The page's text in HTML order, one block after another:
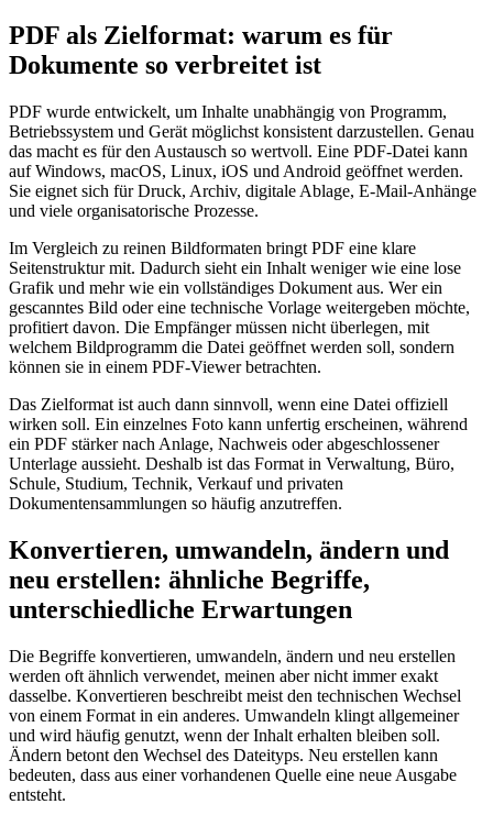
PDF als Zielformat: warum es für
Dokumente so verbreitet ist
PDF wurde entwickelt, um Inhalte unabhängig von Programm,
Betriebssystem und Gerät möglichst konsistent darzustellen. Genau
das macht es für den Austausch so wertvoll. Eine PDF-Datei kann
auf Windows, macOS, Linux, iOS und Android geöffnet werden.
Sie eignet sich für Druck, Archiv, digitale Ablage, E-Mail-Anhänge
und viele organisatorische Prozesse.
Im Vergleich zu reinen Bildformaten bringt PDF eine klare
Seitenstruktur mit. Dadurch sieht ein Inhalt weniger wie eine lose
Grafik und mehr wie ein vollständiges Dokument aus. Wer ein
gescanntes Bild oder eine technische Vorlage weitergeben möchte,
profitiert davon. Die Empfänger müssen nicht überlegen, mit
welchem Bildprogramm die Datei geöffnet werden soll, sondern
können sie in einem PDF-Viewer betrachten.
Das Zielformat ist auch dann sinnvoll, wenn eine Datei offiziell
wirken soll. Ein einzelnes Foto kann unfertig erscheinen, während
ein PDF stärker nach Anlage, Nachweis oder abgeschlossener
Unterlage aussieht. Deshalb ist das Format in Verwaltung, Büro,
Schule, Studium, Technik, Verkauf und privaten
Dokumentensammlungen so häufig anzutreffen.
Konvertieren, umwandeln, ändern und
neu erstellen: ähnliche Begriffe,
unterschiedliche Erwartungen
Die Begriffe konvertieren, umwandeln, ändern und neu erstellen
werden oft ähnlich verwendet, meinen aber nicht immer exakt
dasselbe. Konvertieren beschreibt meist den technischen Wechsel
von einem Format in ein anderes. Umwandeln klingt allgemeiner
und wird häufig genutzt, wenn der Inhalt erhalten bleiben soll.
Ändern betont den Wechsel des Dateityps. Neu erstellen kann
bedeuten, dass aus einer vorhandenen Quelle eine neue Ausgabe
entsteht.